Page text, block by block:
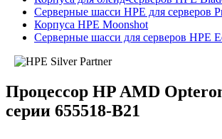
Серверные шасси HPE для серверов
Корпуса HPE Moonshot
Серверные шасси для серверов HPE
Процессор HP AMD
серии 655518-B21